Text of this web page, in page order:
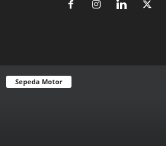
Sepeda Motor